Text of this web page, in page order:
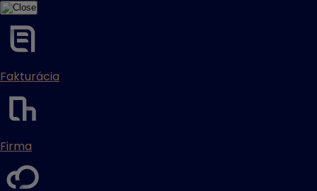
Fakturácia
Firma